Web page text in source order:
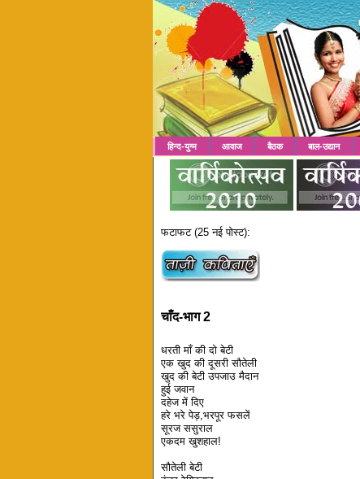
हिन्द-युग्म आवाज बैठक बाल-उद्यान
फटाफट (25 नई पोस्ट):
चाँद-भाग 2
धरती माँ की दो बेटी
एक खुद की दूसरी सौतेली
खुद की बेटी उपजाउ मैदान
हुई जवान
दहेज में दिए
हरे भरे पेड़,भरपूर फसलें
सूरज ससुराल
एकदम खुशहाल!
सौतेली बेटी